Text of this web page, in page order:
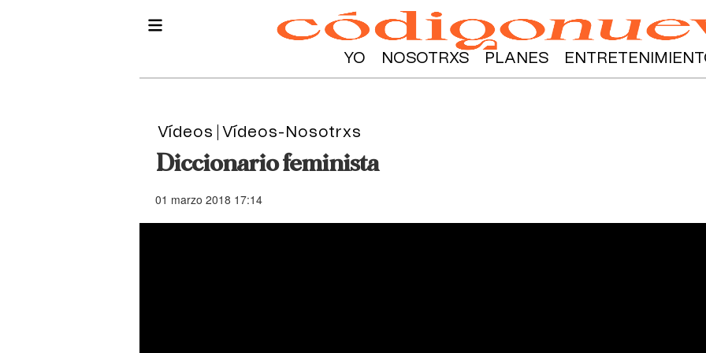
YO NOSOTRXS PLANES
Vídeos Vídeos-Nosotrxs
Diccionario feminista
01 marzo 2018 17:14